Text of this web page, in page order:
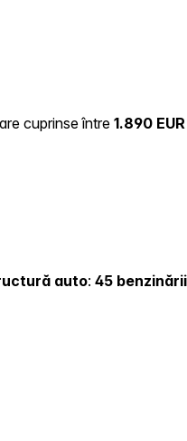
cuprinse între 1.890 EUR
auto: 45 benzinării